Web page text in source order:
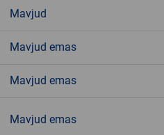
Mavjud
Mavjud emas
Mavjud emas
Mavjud emas